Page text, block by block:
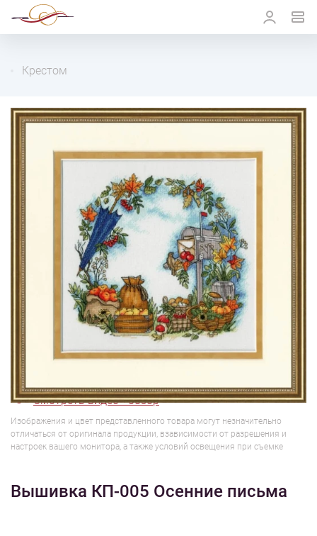
Крестом
1/4
Смотреть видео - обзор
Изображения и цвет представленного товара могут незначительно
отличаться от оригинала продукции, взависимости от разрешения и
настроек вашего монитора, а также условий освещения при съемке
Вышивка КП-005 Осенние письма